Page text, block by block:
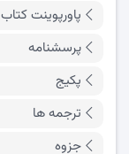
پاورپوینت کتاب
پرسشنامه
پکیج
ترجمه ها
جزوه